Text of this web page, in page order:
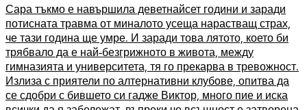
Сара тъкмо е навършила деветнайсет години и заради
потисната травма от миналото усеща нарастващ страх,
че тази година ще умре. И заради това лятото, което би
трябвало да е най-безгрижното в живота, между
гимназията и университета, тя го прекарва в тревожност.
Излиза с приятели по алтернативни клубове, опитва да
се сдобри с бившето си гадже Виктор, много пие и иска